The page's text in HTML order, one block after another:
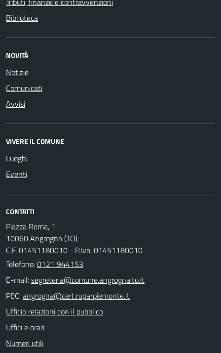
Biblioteca
NOVITÀ
Notizie
Comunicati
Avvisi
VIVERE IL COMUNE
Luoghi
Eventi
CONTATTI
Piazza Roma, 1
10060 Angrogna (TO)
C.F. 01451180010 - P.Iva: 01451180010
Telefono:0121 944153
E-mail:
PEC:
Ufficio relazioni con il pubblico
Uffici e orari
Numeri utili